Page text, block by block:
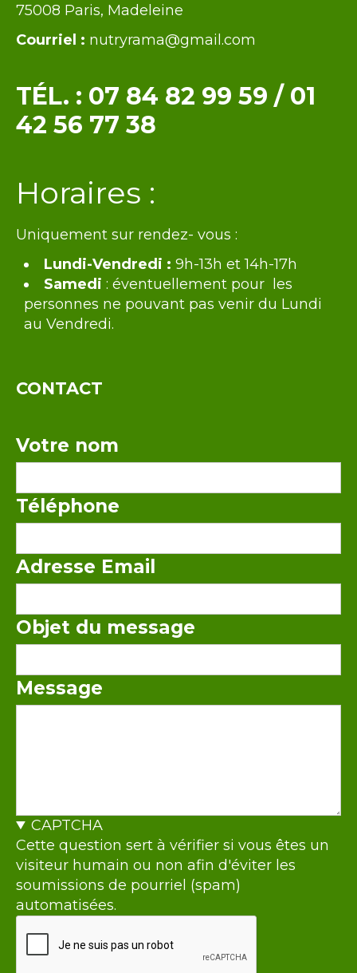
75008 Paris, Madeleine
Courriel : nutryrama@gmail.com
TÉL. : 07 84 82 99 59 / 01
42 56 77 38
Texte
Horaires :
Uniquement sur rendez- vous :
Lundi-Vendredi : 9h-13h et 14h-17h
Samedi : éventuellement pour les
personnes ne pouvant pas venir du Lundi
au Vendredi.
CONTACT
Votre nom
Téléphone
Adresse Email
Objet du message
Message
CAPTCHA
Cette question sert à vérifier si vous êtes un
visiteur humain ou non afin d'éviter les
soumissions de pourriel (spam)
automatisées.